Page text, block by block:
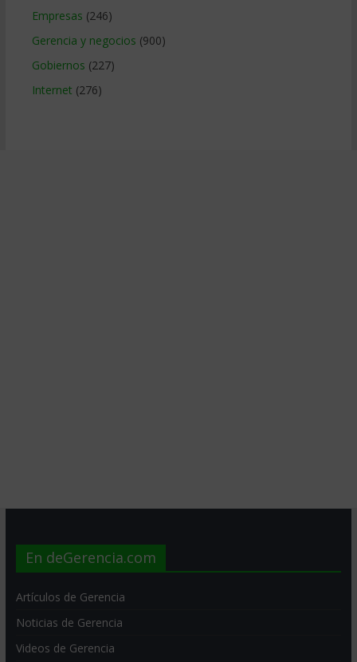
Empresas (246)
Gerencia y negocios (900)
Gobiernos (227)
Internet (276)
En deGerencia.com
Artículos de Gerencia
Noticias de Gerencia
Videos de Gerencia